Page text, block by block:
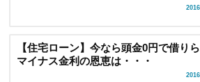
【住宅ローン】今なら頭金0円で借り
マイナス金利の恩恵は・・・